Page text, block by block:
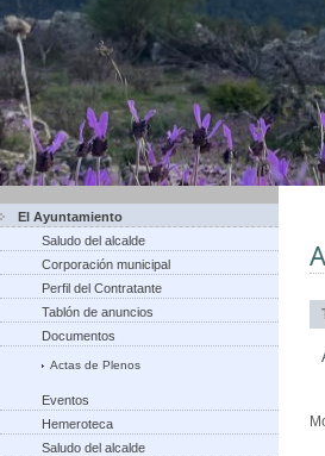
El Ayuntamiento
Saludo del alcalde
Corporación municipal
Perfil del Contratante
Tablón de anuncios
Documentos
Actas de Plenos
Eventos
Hemeroteca
Saludo del alcalde